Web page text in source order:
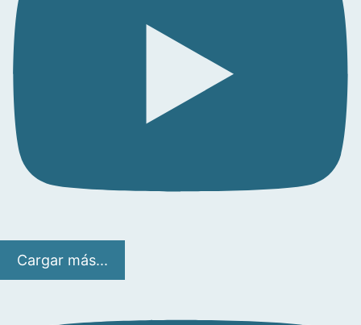
Cargar más...